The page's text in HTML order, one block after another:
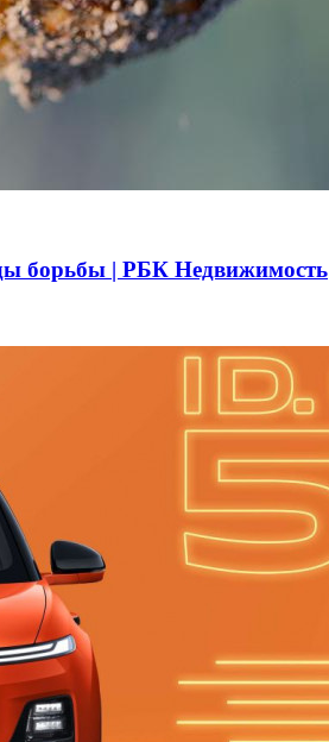
борьбы | РБК Недвижимость